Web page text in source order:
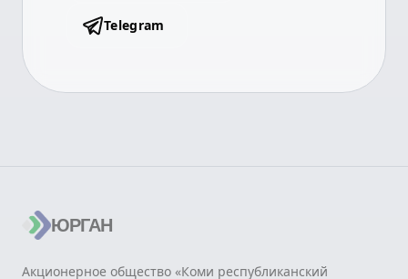
Telegram
ЮРГАН
Акционерное общество «Коми республиканский